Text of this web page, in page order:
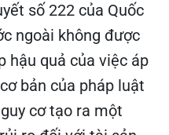
số 222 của Quốc
ngoài không được
hậu quả của việc áp
bản của pháp luật
cơ tạo ra một